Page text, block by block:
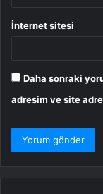
İnternet sitesi
Daha sonraki
adresim ve site